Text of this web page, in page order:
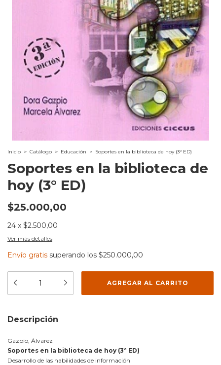
Inicio > Catálogo > Educación > Soportes en la biblioteca de hoy (3° ED)
Soportes en la biblioteca de
hoy (3° ED)
$25.000,00
24 x $2.500,00
Ver más detalles
Envío gratis superando los $250.000,00
Descripción
Gazpio, Álvarez
Soportes en la biblioteca de hoy (3° ED)
Desarrollo de las habilidades de información